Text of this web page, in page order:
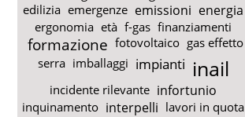
edilizia emergenze emissioni energia
ergonomia età f-gas finanziamenti
formazione fotovoltaico gas effetto
serra imballaggi impianti inail
incidente rilevante infortunio
inquinamento interpelli lavori in quota